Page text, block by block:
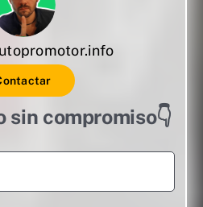
sin compromiso👇